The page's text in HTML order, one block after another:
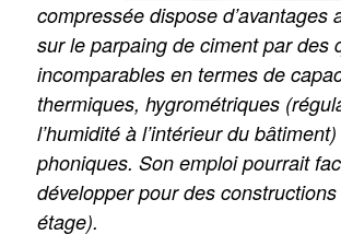
compressée dispose d’avantages
sur le parpaing de ciment par des
incomparables en termes de
thermiques, hygrométriques
l’humidité à l’intérieur du
phoniques. Son emploi pourrait
développer pour des
étage).